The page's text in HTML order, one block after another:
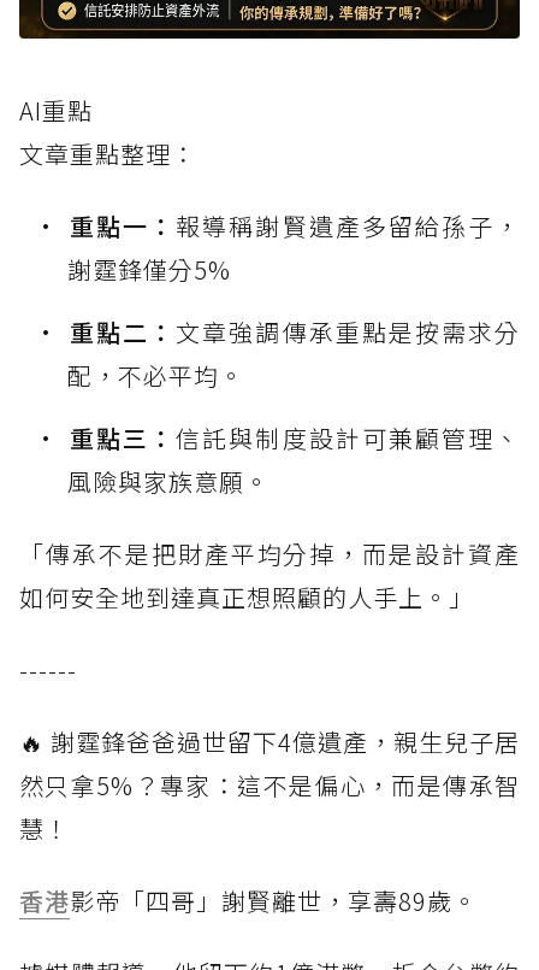
AI重點
文章重點整理：
重點一： 報導稱謝賢遺產多留給孫子，
謝霆鋒僅分5%
重點二： 文章強調傳承重點是按需求分
配，不必平均。
重點三：信託與制度設計可兼顧管理、
風險與家族意願。
「傳承不是把財產平均分掉，而是設計資產
如何安全地到達真正想照顧的人手上。」
------
🔥 謝霆鋒爸爸過世留下4億遺產，親生兒子居
然只拿5%？專家：這不是偏心，而是傳承智
慧！
香港影帝「四哥」謝賢離世，享壽89歲。